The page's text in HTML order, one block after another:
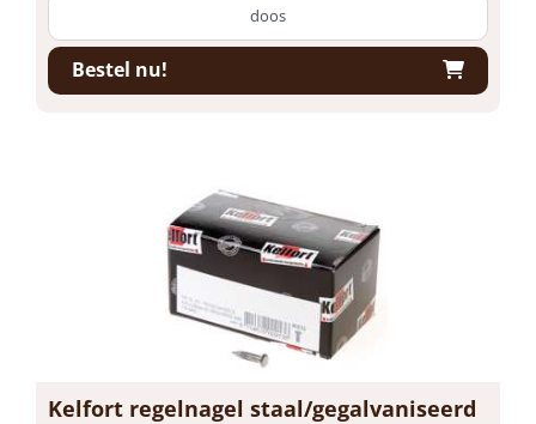
doos
Bestel nu!
Kelfort regelnagel staal/gegalvaniseerd